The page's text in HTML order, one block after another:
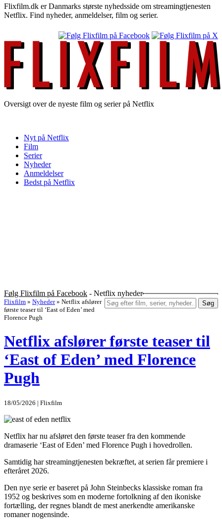
Flixfilm.dk er Danmarks største nyhedsside om streamingtjenesten
Netflix. Find nyheder, anmeldelser, film og serier.
Oversigt over de nyeste film og serier på Netflix
Nyt på Netflix
Film
Serier
Nyheder
Anmeldelser
Bedst på Netflix
Følg Flixfilm på Facebook - Netflix nyheder
Søg
Flixfilm » Nyheder » Netflix afslører
første teaser til ‘East of Eden’ med
Florence Pugh
Netflix afslører første teaser til
‘East of Eden’ med Florence
Pugh
18/05/2026 | Flixfilm
Netflix har nu afsløret den første teaser fra den kommende
dramaserie ‘East of Eden’ med Florence Pugh i hovedrollen.
Samtidig har streamingtjenesten bekræftet, at serien får premiere i
efteråret 2026.
Den nye serie er baseret på John Steinbecks klassiske roman fra
1952 og beskrives som en moderne fortolkning af den ikoniske
fortælling, der regnes blandt de mest anerkendte amerikanske
romaner nogensinde.